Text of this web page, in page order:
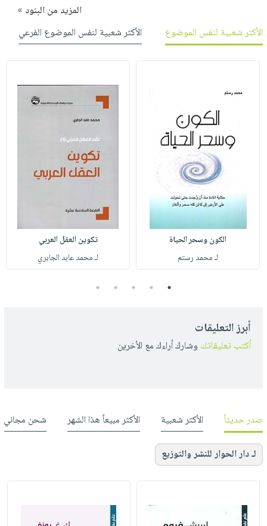
المزيد من البنود »
الأكثر شعبية لنفس الموضوع
الأكثر شعبية لنفس الموضوع الفرعي
الكون وسحر الحياة
لـ محمد رستم
تكوين العقل العربي
لـ محمد عابد الجابري
1
2
3
4
5
أبرز التعليقات
أكتب تعليقاتك وشارك أراءك مع الأخرين
صدر حديثاً الأكثر شعبية الأكثر مبيعاً هذا الشهر شحن مجاني
لـ دار الحوار للنشر والتوزيع